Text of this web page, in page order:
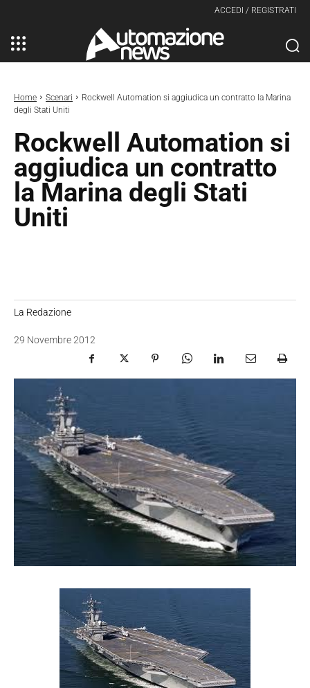
ACCEDI / REGISTRATI
Home Scenari
Rockwell Automation si aggiudica un contratto la Marina
degli Stati Uniti
Rockwell Automation si
aggiudica un contratto
la Marina degli Stati
Uniti
La Redazione
29 Novembre 2012